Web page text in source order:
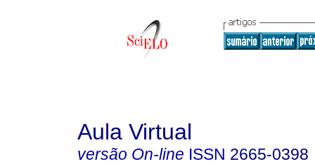
Aula Virtual
versão On-line ISSN 2665-0398